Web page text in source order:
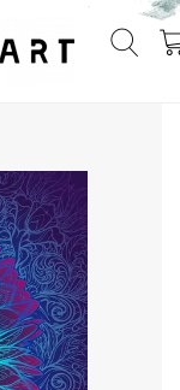
teken, eeuwigheid,